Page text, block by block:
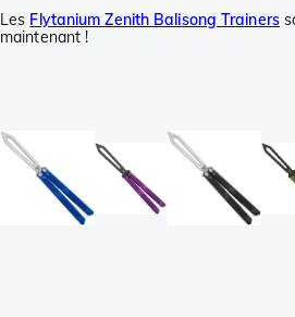
Les Flytanium Zenith Balisong Trainers
maintenant !